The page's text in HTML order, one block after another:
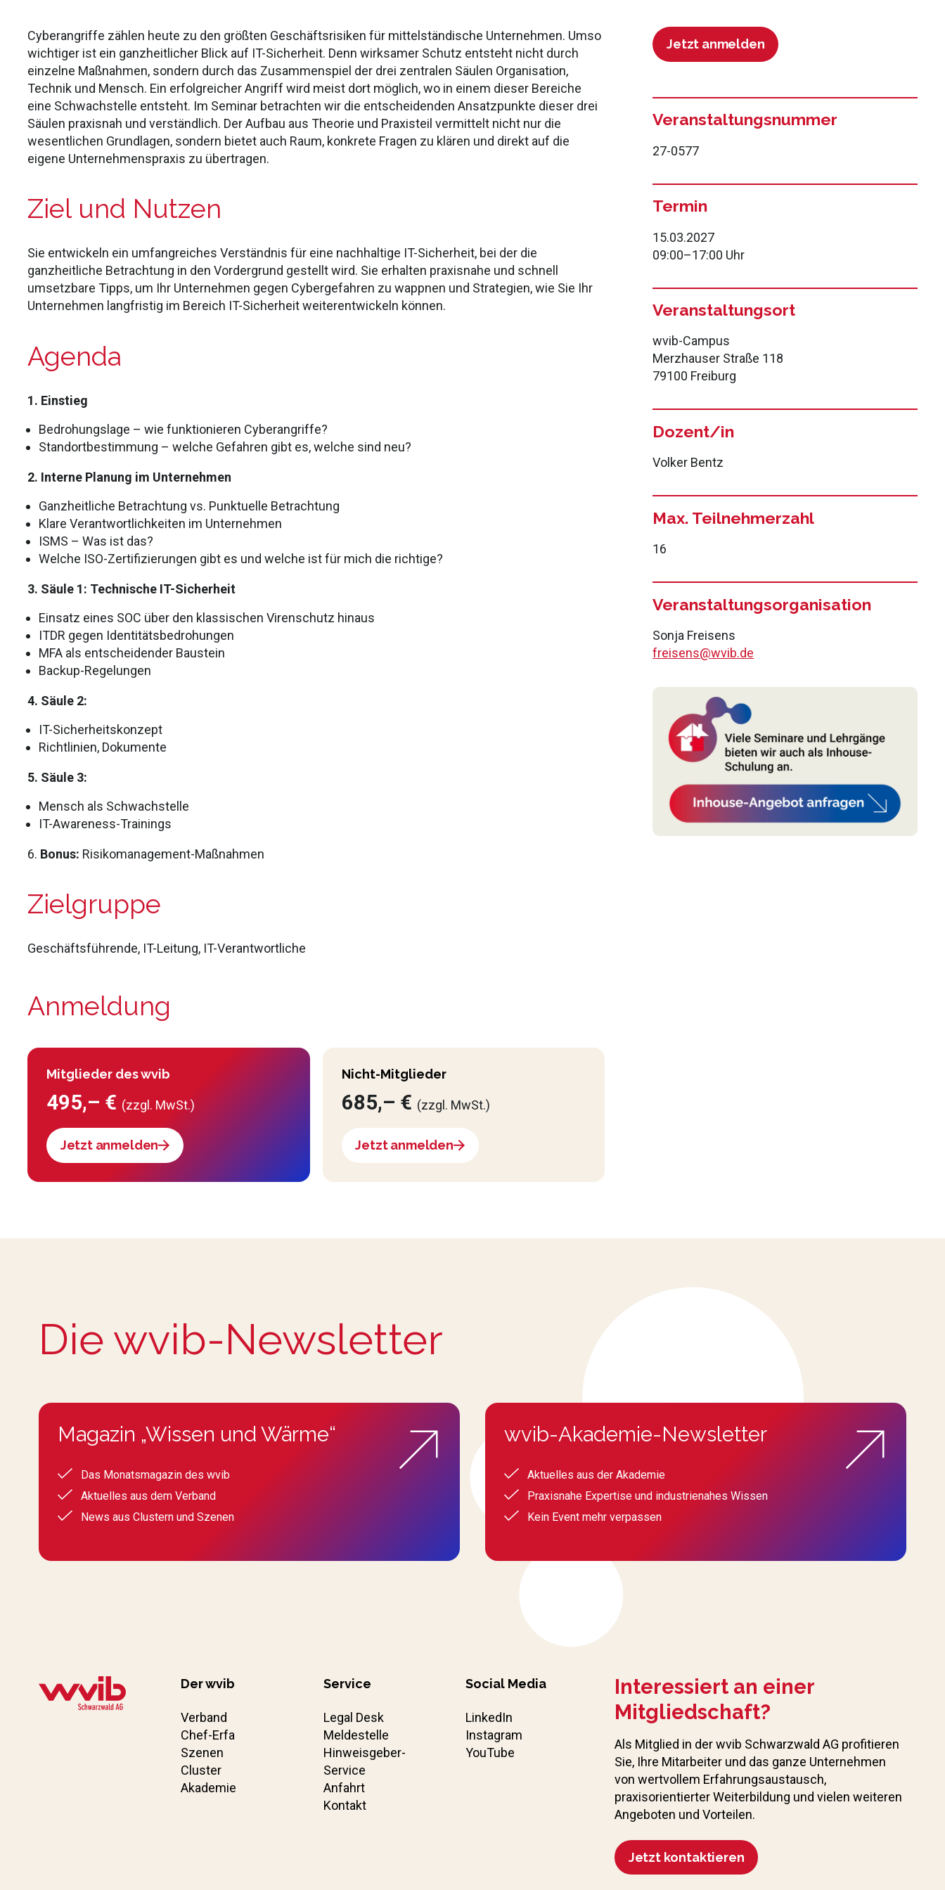
Cyberangriffe zählen heute zu den größten Geschäftsrisiken für mittelständische Unternehmen. Umso
wichtiger ist ein ganzheitlicher Blick auf IT-Sicherheit. Denn wirksamer Schutz entsteht nicht durch
einzelne Maßnahmen, sondern durch das Zusammenspiel der drei zentralen Säulen Organisation,
Technik und Mensch. Ein erfolgreicher Angriff wird meist dort möglich, wo in einem dieser Bereiche
eine Schwachstelle entsteht. Im Seminar betrachten wir die entscheidenden Ansatzpunkte dieser drei
Säulen praxisnah und verständlich. Der Aufbau aus Theorie und Praxisteil vermittelt nicht nur die
wesentlichen Grundlagen, sondern bietet auch Raum, konkrete Fragen zu klären und direkt auf die
eigene Unternehmenspraxis zu übertragen.
Ziel und Nutzen
Sie entwickeln ein umfangreiches Verständnis für eine nachhaltige IT-Sicherheit, bei der die
ganzheitliche Betrachtung in den Vordergrund gestellt wird. Sie erhalten praxisnahe und schnell
umsetzbare Tipps, um Ihr Unternehmen gegen Cybergefahren zu wappnen und Strategien, wie Sie Ihr
Unternehmen langfristig im Bereich IT-Sicherheit weiterentwickeln können.
Agenda
1. Einstieg
Bedrohungslage – wie funktionieren Cyberangriffe?
Standortbestimmung – welche Gefahren gibt es, welche sind neu?
2. Interne Planung im Unternehmen
Ganzheitliche Betrachtung vs. Punktuelle Betrachtung
Klare Verantwortlichkeiten im Unternehmen
ISMS – Was ist das?
Welche ISO-Zertifizierungen gibt es und welche ist für mich die richtige?
3. Säule 1: Technische IT-Sicherheit
Einsatz eines SOC über den klassischen Virenschutz hinaus
ITDR gegen Identitätsbedrohungen
MFA als entscheidender Baustein
Backup-Regelungen
4. Säule 2:
IT-Sicherheitskonzept
Richtlinien, Dokumente
5. Säule 3:
Mensch als Schwachstelle
IT-Awareness-Trainings
6. Bonus: Risikomanagement-Maßnahmen
Zielgruppe
Geschäftsführende, IT-Leitung, IT-Verantwortliche
Anmeldung
Mitglieder des wvib
495,– € (zzgl. MwSt.)
Jetzt anmelden
Nicht-Mitglieder
685,– € (zzgl. MwSt.)
Jetzt anmelden
Jetzt anmelden
Veranstaltungsnummer
27-0577
Termin
15.03.2027
09:00–17:00 Uhr
Veranstaltungsort
wvib-Campus
Merzhauser Straße 118
79100 Freiburg
Dozent/in
Volker Bentz
Max. Teilnehmerzahl
16
Veranstaltungsorganisation
Sonja Freisens
freisens@wvib.de
Die wvib-Newsletter
Magazin „Wissen und Wärme“
Das Monatsmagazin des wvib
Aktuelles aus dem Verband
News aus Clustern und Szenen
wvib-Akademie-Newsletter
Aktuelles aus der Akademie
Praxisnahe Expertise und industrienahes Wissen
Kein Event mehr verpassen
Der wvib
Verband
Chef-Erfa
Szenen
Cluster
Akademie
Service
Legal Desk
Meldestelle
Hinweisgeber-
Service
Anfahrt
Kontakt
Social Media
LinkedIn
Instagram
YouTube
Interessiert an einer
Mitgliedschaft?
Als Mitglied in der wvib Schwarzwald AG profitieren
Sie, Ihre Mitarbeiter und das ganze Unternehmen
von wertvollem Erfahrungs­austausch,
praxisorientierter Weiterbildung und vielen weiteren
Angeboten und Vorteilen.
Jetzt kontaktieren